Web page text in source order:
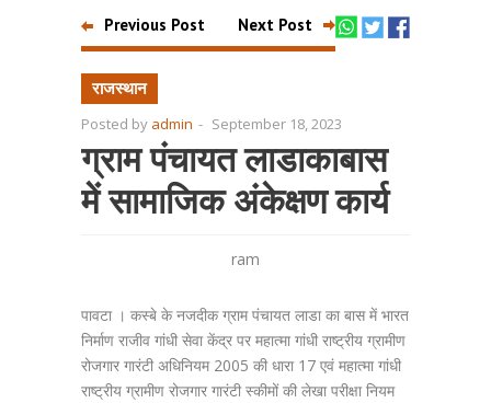
Previous Post Next Post
राजस्थान
Posted by admin - September 18, 2023
ग्राम पंचायत लाडाकाबास
में सामाजिक अंकेक्षण कार्य
ram
पावटा । कस्बे के नजदीक ग्राम पंचायत लाडा का बास में भारत
निर्माण राजीव गांधी सेवा केंद्र पर महात्मा गांधी राष्ट्रीय ग्रामीण
रोजगार गारंटी अधिनियम 2005 की धारा 17 एवं महात्मा गांधी
राष्ट्रीय ग्रामीण रोजगार गारंटी स्कीमों की लेखा परीक्षा नियम